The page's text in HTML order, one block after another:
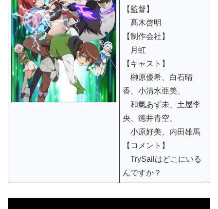
【監督】
髙木啓明
【制作会社】
月虹
【キャスト】
榊原優希、白石晴
香、小清水亜美、
和氣あず未、土屋李
央、徳井青空、
小原好美、内田雄馬
【コメント】
TrySailはどこにいる
んですか？